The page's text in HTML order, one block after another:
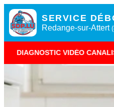
SERVICE
Redange-sur-Attert
VIDÉO CANALISATION •